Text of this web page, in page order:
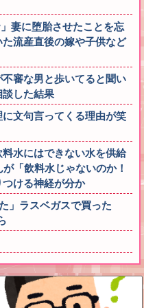
妻に堕胎させたことを忘
流産直後の嫁や子供など
不審な男と歩いてると聞い
した結果
に文句言ってくる理由が笑
料水にはできない水を供給
「飲料水じゃないのか！
ける神経が分か
」ラスベガスで買った